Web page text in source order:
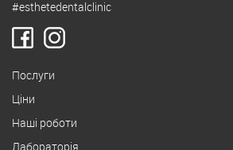
#esthetedentalclinic
Послуги
Ціни
Наші роботи
Лабораторія